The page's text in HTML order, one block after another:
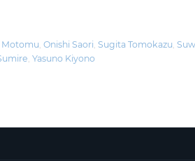
Motomu Onishi Saori Sugita Tomokazu
Yasuno Kiyono